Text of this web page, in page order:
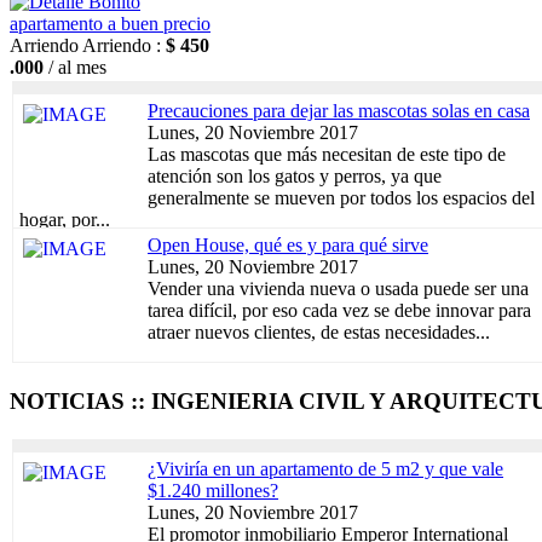
apartamento a buen precio
Arriendo Arriendo : $ 450
.000 / al mes
Precauciones para dejar las mascotas solas en casa
Lunes, 20 Noviembre 2017
Las mascotas que más necesitan de este tipo de
atención son los gatos y perros, ya que
generalmente se mueven por todos los espacios del
hogar, por...
Open House, qué es y para qué sirve
Lunes, 20 Noviembre 2017
Vender una vivienda nueva o usada puede ser una
tarea difícil, por eso cada vez se debe innovar para
atraer nuevos clientes, de estas necesidades...
NOTICIAS :: INGENIERIA CIVIL Y
¿Viviría en un apartamento de 5 m2 y que vale
$1.240 millones?
Lunes, 20 Noviembre 2017
El promotor inmobiliario Emperor International